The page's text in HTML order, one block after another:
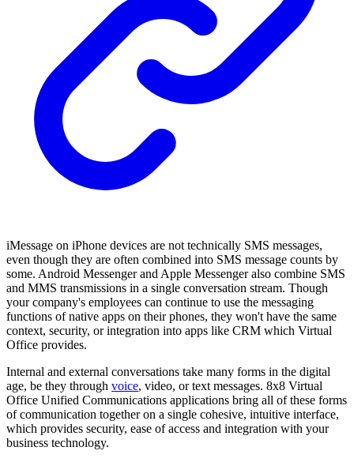
iMessage on iPhone devices are not technically SMS messages,
even though they are often combined into SMS message counts by
some. Android Messenger and Apple Messenger also combine SMS
and MMS transmissions in a single conversation stream. Though
your company's employees can continue to use the messaging
functions of native apps on their phones, they won't have the same
context, security, or integration into apps like CRM which Virtual
Office provides.
Internal and external conversations take many forms in the digital
age, be they through voice, video, or text messages. 8x8 Virtual
Office Unified Communications applications bring all of these forms
of communication together on a single cohesive, intuitive interface,
which provides security, ease of access and integration with your
business technology.